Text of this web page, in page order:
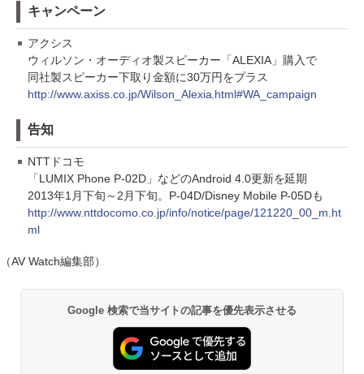
キャンペーン
アクシス
ウィルソン・オーディオ製スピーカー「ALEXIA」購入で
同社製スピーカー下取り金額に30万円をプラス
http://www.axiss.co.jp/Wilson_Alexia.html#WA_campaign
告知
NTTドコモ
「LUMIX Phone P-02D」などのAndroid 4.0更新を延期
2013年1月下旬～2月下旬。P-04D/Disney Mobile P-05Dも
http://www.nttdocomo.co.jp/info/notice/page/121220_00_m.ht
ml
（AV Watch編集部）
Google 検索で当サイトの記事を優先表示させる